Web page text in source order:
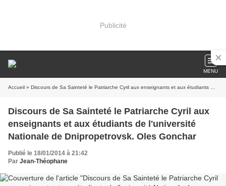
Publicité
MENU
Accueil » Discours de Sa Sainteté le Patriarche Cyril aux enseignants et aux étudiants de l'université Nationale de Dnipropetrovsk. Oles Gonchar
Discours de Sa Sainteté le Patriarche Cyril aux
enseignants et aux étudiants de l'université
Nationale de Dnipropetrovsk. Oles Gonchar
Publié le 18/01/2014 à 21:42
Par Jean-Théophane